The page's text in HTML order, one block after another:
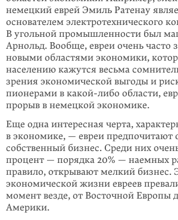
немецкий еврей Эмиль Ратенау
основателем электротехнического
В угольной промышленности был
Арнольд. Вообще, евреи очень часто
новыми областями экономики,
населению кажутся весьма
зрения экономической выгоды и
пионерами в какой-либо области,
прорыв в немецкой экономике.
Еще одна интересная черта,
в экономике, — евреи предпочитают
собственный бизнес. Среди них
процент — порядка 20% — наемных
правило, открывают мелкий бизнес.
экономической жизни евреев
момент везде, от Восточной Европы
Америки.